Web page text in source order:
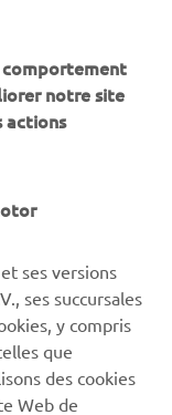
les Tracer 9
YAMAHA ET
SUIVEZ CE
comportement
notre site
actions
ses versions
ses succursales
y compris
que
des cookies
Web de